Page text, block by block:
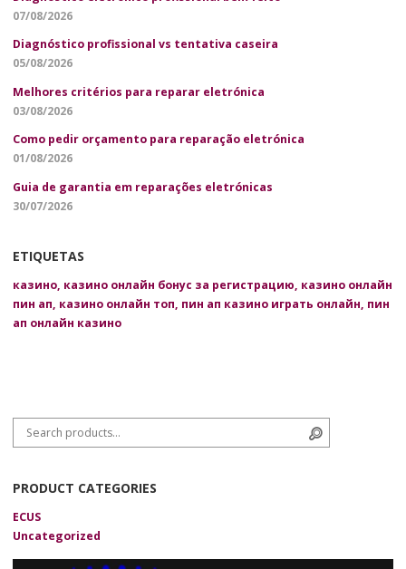
07/08/2026
Diagnóstico profissional vs tentativa caseira
05/08/2026
Melhores critérios para reparar eletrónica
03/08/2026
Como pedir orçamento para reparação eletrónica
01/08/2026
Guia de garantia em reparações eletrónicas
30/07/2026
ETIQUETAS
казино, казино онлайн бонус за регистрацию, казино онлайн
пин ап, казино онлайн топ, пин ап казино играть онлайн, пин
ап онлайн казино
Search for:
PRODUCT CATEGORIES
ECUS
Uncategorized